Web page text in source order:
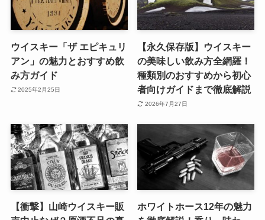
ウイスキー「ザ エピキュリ
アン」の魅力とおすすめ飲
み方ガイド
2025年2月25日
【永久保存版】ウイスキー
の美味しい飲み方全網羅！
種類別のおすすめから初心
者向けガイドまで徹底解説
2026年7月27日
【衝撃】山崎ウイスキー販
ホワイトホース12年の魅力